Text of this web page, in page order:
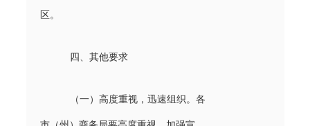
区。
四、其他要求
（一）高度重视，迅速组织。各